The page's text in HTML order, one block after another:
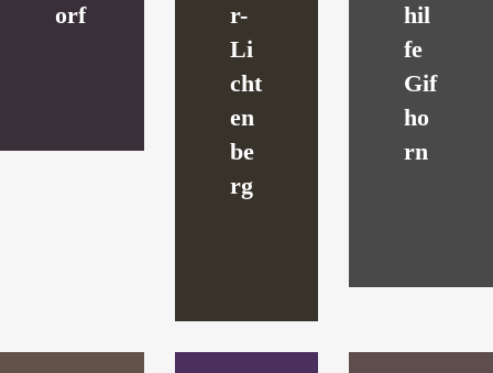
orf
r-
Li
cht
en
be
rg
hil
fe
Gif
ho
rn